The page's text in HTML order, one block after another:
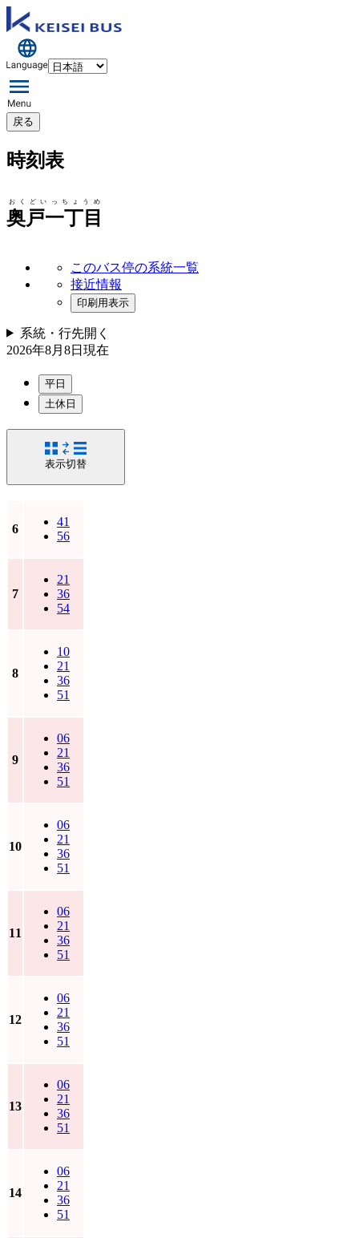
戻る
時刻表
奥戸一丁目
おくどいっちょうめ
このバス停の系統一覧
接近情報
印刷用表示
系統・行先開く
2026年8月8日 現在
平日
土休日
表示切替
6
41
56
7
21
36
54
8
10
21
36
51
9
06
21
36
51
10
06
21
36
51
11
06
21
36
51
12
06
21
36
51
13
06
21
36
51
14
06
21
36
51